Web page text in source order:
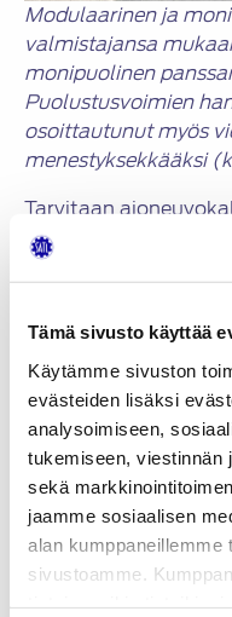
Tämä sivusto käyttää
Käytämme sivuston
evästeiden lisäksi
analysoimiseen,
tukemiseen, viestinnän
sekä
jaamme sosiaalisen
alan kumppaneillemme
sivustoamme.
Modulaarinen ja
valmistajansa
monipuolinen
Puolustusvoimien
osoittautunut myös
menestyksekkääksi
Tarvitaan
nopeasti ja riittävän
kriisin uhatessa ja
Patrian mukaan sen
modulaarinen ja
myös simppeli,
edullinen, että sen
on mahdollista
Lisäksi ajoneuvo
erinomaisen